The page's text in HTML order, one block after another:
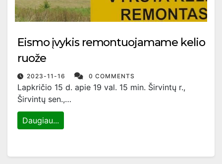
Eismo įvykis remontuojamame kelio
ruože
2023-11-16 0 COMMENTS
Lapkričio 15 d. apie 19 val. 15 min. Širvintų r.,
Širvintų sen.,…
Daugiau...